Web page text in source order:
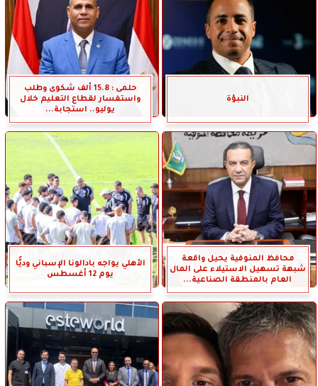
النبؤة
حلمى : 15.8 ألف شكوى وطلب
واستفسار لقطاع التعليم خلال
يوليو.. استجابة...
محافظ المنوفية يحيل واقعة
شبهة تسهيل الاستيلاء على المال
العام بالمنطقة الصناعية...
الأهلي يواجه بادالونا الإسباني وديًّا
يوم 12 أغسطس